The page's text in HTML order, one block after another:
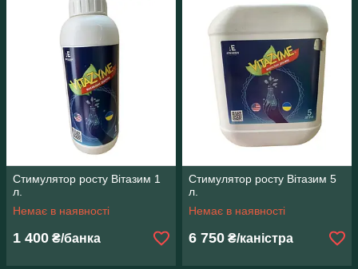
Стимулятор росту Вітазим 1
л.
Немає в наявності
1 400 ₴/банка
Стимулятор росту Вітазим 5
л.
Немає в наявності
6 750 ₴/каністра